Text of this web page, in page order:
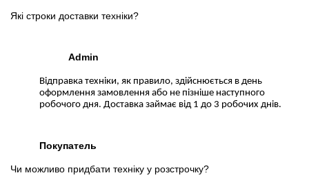
Які строки доставки техніки?
Admin
Відправка техніки, як правило, здійснюється в день
оформлення замовлення або не пізніше наступного
робочого дня. Доставка займає від 1 до 3 робочих днів.
Покупатель
Чи можливо придбати техніку у розстрочку?